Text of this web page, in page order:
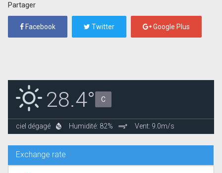
Partager
Facebook Twitter Google Plus
28.4° C
ciel dégagé Humidité: 82% Vent: 9.0m/s
Exchange rate